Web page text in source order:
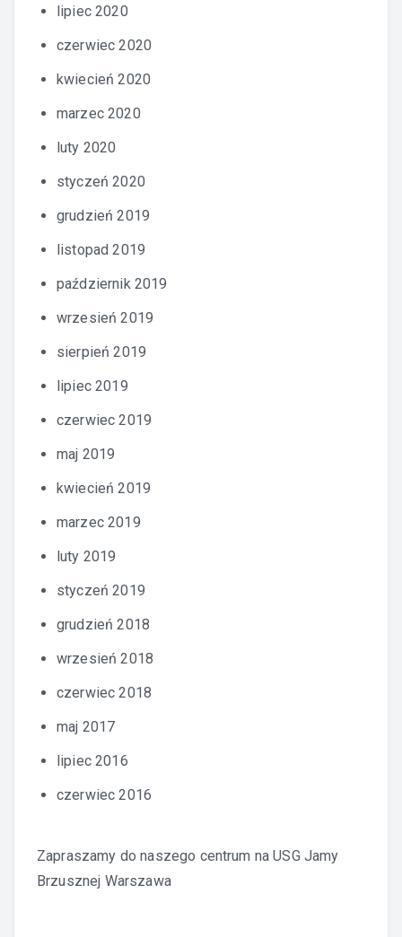
lipiec 2020
czerwiec 2020
kwiecień 2020
marzec 2020
luty 2020
styczeń 2020
grudzień 2019
listopad 2019
październik 2019
wrzesień 2019
sierpień 2019
lipiec 2019
czerwiec 2019
maj 2019
kwiecień 2019
marzec 2019
luty 2019
styczeń 2019
grudzień 2018
wrzesień 2018
czerwiec 2018
maj 2017
lipiec 2016
czerwiec 2016
Zapraszamy do naszego centrum naUSG Jamy
Brzusznej Warszawa